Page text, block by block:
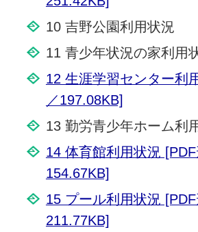
10 吉野公園利用状況
11 青少年状況の家利用
12 生涯学習センター利
／197.08KB]
13 勤労青少年ホーム利
14 体育館利用状況 [PDF
154.67KB]
15 プール利用状況 [PDF
211.77KB]